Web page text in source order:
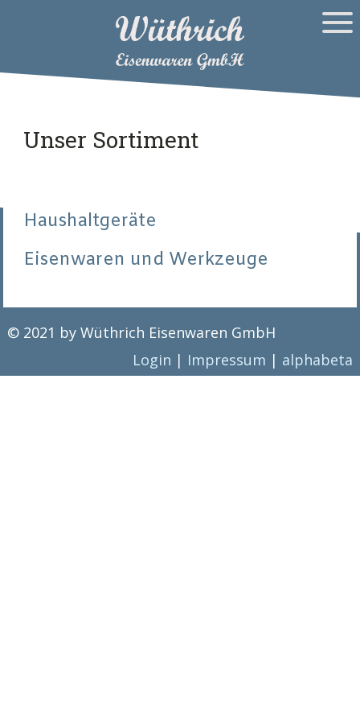
Unser Sortiment
Haushaltgeräte
Eisenwaren und Werkzeuge
© 2021 by Wüthrich Eisenwaren GmbH
Login | Impressum | alphabeta